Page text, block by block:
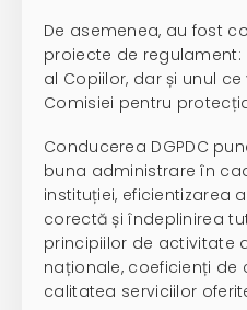
De asemenea, au fost
proiecte de regulament:
al Copiilor, dar și unul
Comisiei pentru
Conducerea DGPDC
buna administrare în
instituției, eficientizarea
corectă și îndeplinirea
principiilor de activitate
naționale, coeficienți de
calitatea serviciilor